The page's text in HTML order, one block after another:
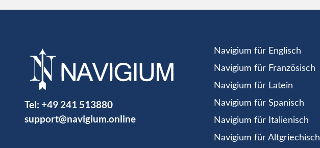
Tel: +49 241 513880
support@navigium.online
Navigium für Englisch
Navigium für Französisch
Navigium für Latein
Navigium für Spanisch
Navigium für Italienisch
Navigium für Altgriechisch